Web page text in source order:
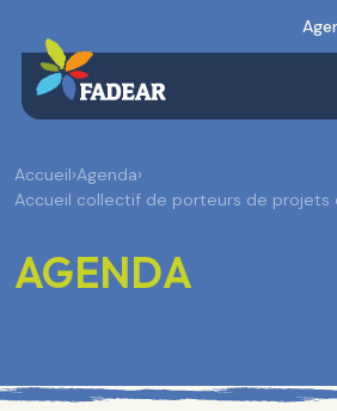
Accueil›Agenda›
Accueil collectif de porteurs de projets
AGENDA